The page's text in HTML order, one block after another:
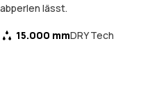
abperlen lässt.
15.000 mmDRY Tech